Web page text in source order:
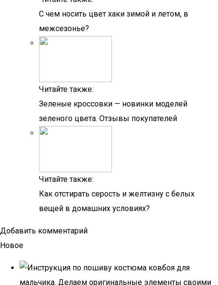
C чем носить цвет хаки зимой и летом, в
межсезонье?
Читайте также:
Зеленые кроссовки — новинки моделей
зеленого цвета. Отзывы покупателей
Читайте также:
Как отстирать серость и желтизну с белых
вещей в домашних условиях?
Добавить комментарий
Новое